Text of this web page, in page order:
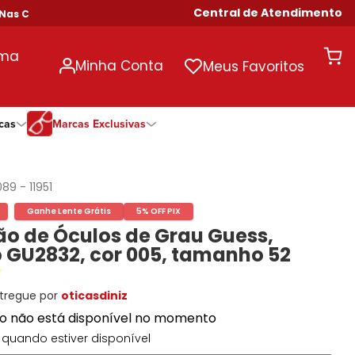
Acima de R$ 699! Central de Atendimento
Minha Conta Meus Favoritos
Hit
DNZ
Ono
Todas Exclusivas
Hit
DNZ
Ono
Todas Exclusivas
Mensal
Anual
Todas as Durações
Dii Collection
Hit
Ono
Marcas Exclusivas
-11951
Ganhe Lente Grátis 5% OFF PIX
de Óculos de Grau Guess,
cor 005, tamanho 52
por oticasdiniz
não está disponível no momento
estiver disponível